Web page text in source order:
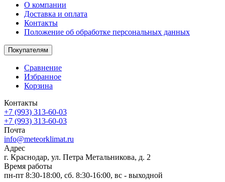
О компании
Доставка и оплата
Контакты
Положение об обработке персональных данных
Покупателям
Сравнение
Избранное
Корзина
Контакты
+7 (993) 313-60-03
+7 (993) 313-60-03
Почта
info@meteorklimat.ru
Адрес
г. Краснодар, ул. Петра Метальникова, д. 2
Время работы
пн-пт 8:30-18:00, сб. 8:30-16:00, вс - выходной